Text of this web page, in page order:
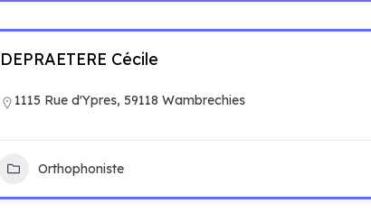
DEPRAETERE Cécile
1115 Rue d'Ypres, 59118 Wambrechies
Orthophoniste